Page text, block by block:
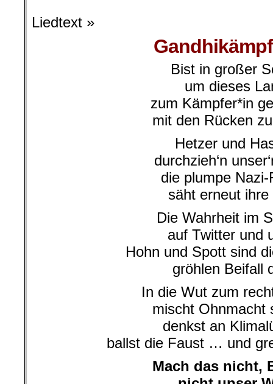
Liedtext »
Bist in großer
um dieses
zum Kämpfer*in
mit den Rücken
Hetzer und
durchzieh‘n
die plumpe Nazi-
säht erneut ihre
Die Wahrheit im
auf Twitter und
Hohn und Spott sind
gröhlen Beifall
In die Wut zum
mischt Ohnmacht
denkst an
ballst die Faust … und
Mach das nicht,